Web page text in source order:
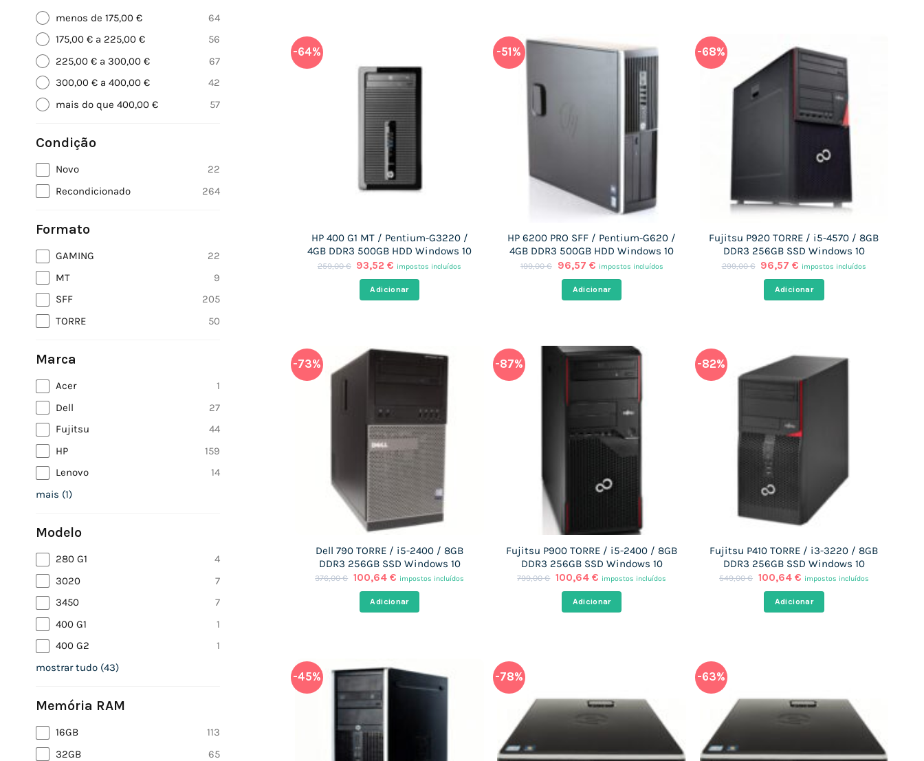
menos de 175,00 €
64
175,00 € a 225,00 €
56
225,00 € a 300,00 €
67
300,00 € a 400,00 €
42
mais do que 400,00 €
57
Condição
Novo
22
Recondicionado
264
Formato
GAMING
22
MT
9
SFF
205
TORRE
50
Marca
Acer
1
Dell
27
Fujitsu
44
HP
159
Lenovo
14
mais (1)
Modelo
280 G1
4
3020
7
3450
7
400 G1
1
400 G2
1
mostrar tudo (43)
Memória RAM
16GB
113
32GB
65
-64%
HP 400 G1 MT / Pentium-G3220 /
4GB DDR3 500GB HDD Windows 10
259,00€ O
original
era:
93,52€ O
preço
atual
é:
impostos incluídos
Adicionar
-51%
HP 6200 PRO SFF / Pentium-G620 /
4GB DDR3 500GB HDD Windows 10
199,00€
O
original
era:
96,57 €O
preço
atual
é:
impostos incluídos
Adicionar
-68%
Fujitsu P920 TORRE / i5-4570 / 8GB
DDR3 256GB SSD Windows 10
299,00€
O
original
era:
96,57€ O
preço
atual
é:
impostos incluídos
Adicionar
-73%
Dell 790 TORRE / i5-2400 / 8GB
DDR3 256GB SSD Windows 10
376,00€ O
original
era:
100,64 €O
preço
atual
é:
impostos incluídos
Adicionar
-87%
Fujitsu P900 TORRE / i5-2400 / 8GB
DDR3 256GB SSD Windows 10
799,00€ O
original
era:
100,64€ O
preço
atual
é:
impostos incluídos
Adicionar
-82%
Fujitsu P410 TORRE / i3-3220 / 8GB
DDR3 256GB SSD Windows 10
549,00€ O
original
era:
100,64 €O
preço
atual
é:
impostos incluídos
Adicionar
-45% -78% -63%